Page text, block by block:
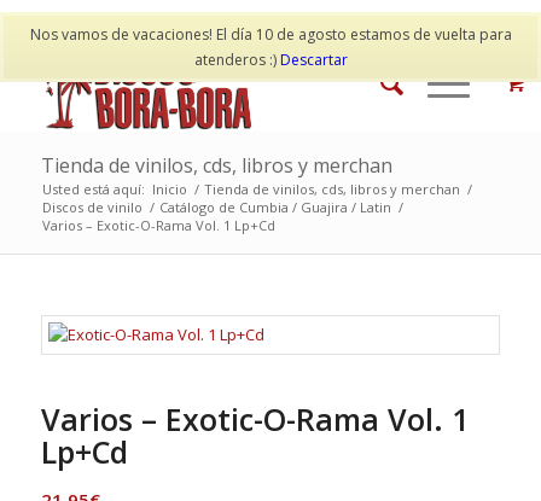
Nos vamos de vacaciones! El día 10 de agosto estamos de vuelta para
atenderos :)Descartar
Mi cuenta Contacto
Tienda de vinilos, cds, libros y merchan
Usted está aquí: Inicio / Tienda de vinilos, cds, libros y merchan /
Discos de vinilo / Catálogo de Cumbia / Guajira / Latin /
Varios – Exotic-O-Rama Vol. 1 Lp+Cd
Varios – Exotic-O-Rama Vol. 1
Lp+Cd